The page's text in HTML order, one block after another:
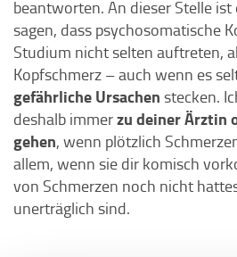
beantworten. An dieser Stelle
sagen, dass psychosomatische
Studium nicht selten auftreten,
Kopfschmerz – auch wenn es
gefährliche Ursachen stecken.
deshalb immerzu deiner Ärztin
gehen, wenn plötzlich
allem, wenn sie dir komisch
von Schmerzen noch nicht
unerträglich sind.